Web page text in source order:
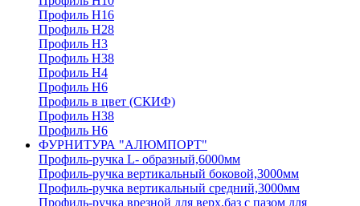
Профиль H16
Профиль H28
Профиль H3
Профиль H38
Профиль H4
Профиль H6
Профиль в цвет (СКИФ)
Профиль H38
Профиль H6
ФУРНИТУРА "АЛЮМПОРТ"
Профиль-ручка L- образный,6000мм
Профиль-ручка вертикальный боковой,3000мм
Профиль-ручка вертикальный средний,3000мм
Профиль-ручка врезной для верх.баз с пазом для